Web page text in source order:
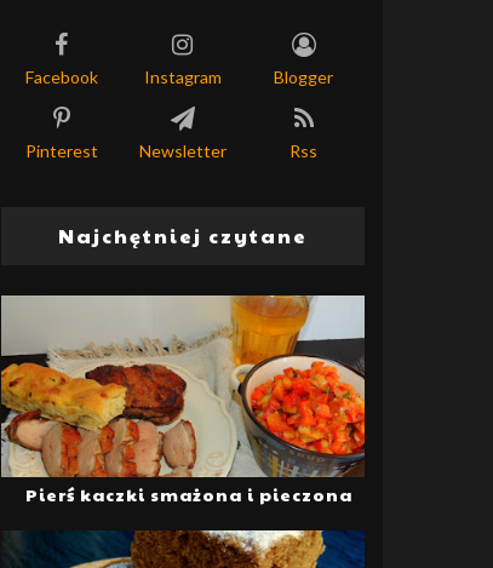
Facebook Instagram Blogger
Pinterest Newsletter Rss
Najchętniej czytane
Pierś kaczki smażona i pieczona